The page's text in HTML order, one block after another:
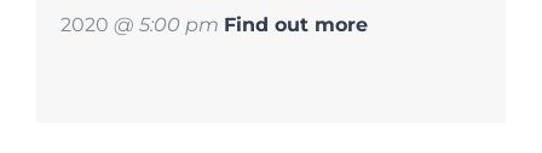
2020 @ 5:00 pm Find out more